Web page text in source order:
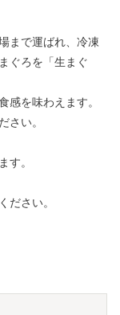
まで運ばれ、冷凍
ぐろを「生まぐ
感を味わえます。
さい。
す。
ださい。